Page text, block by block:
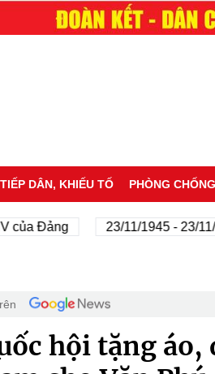
TIẾP DÂN, KHIẾU TỐ PHÒNG
Đảng 23/11/1945 - 23/11/2025
hội tặng áo,